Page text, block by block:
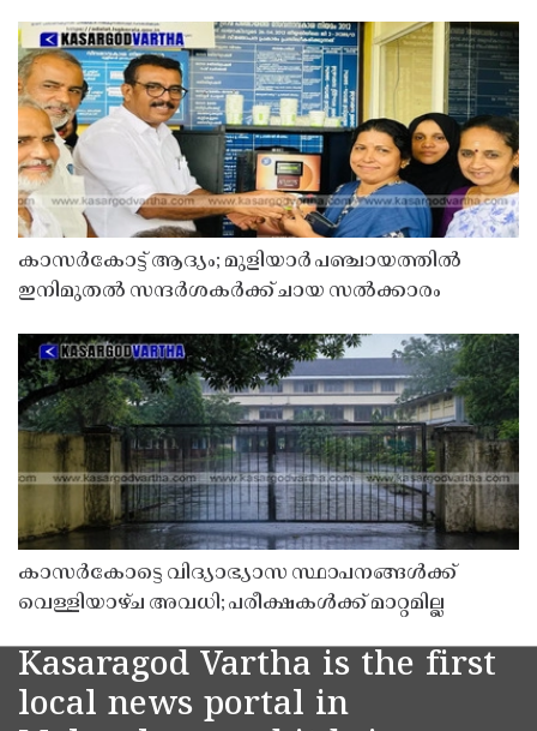
കാസർകോട്ട് ആദ്യം; മുളിയാർ പഞ്ചായത്തിൽ
ഇനിമുതൽ സന്ദർശകർക്ക് ചായ സൽക്കാരം
കാസർകോട്ടെ വിദ്യാഭ്യാസ സ്ഥാപനങ്ങൾക്ക്
വെള്ളിയാഴ്ച അവധി; പരീക്ഷകൾക്ക് മാറ്റമില്ല
Kasaragod Vartha is the first
local news portal in